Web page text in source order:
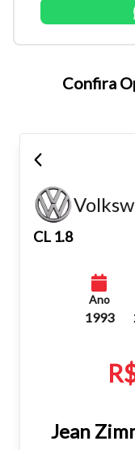
atalhos Ctrl+ (para
teclado.
Confira
CL 1.8
Ano
1993
Jean